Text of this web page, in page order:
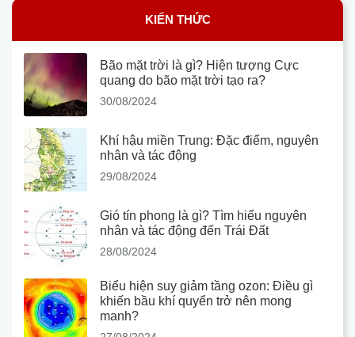
KIẾN THỨC
Bão mặt trời là gì? Hiện tượng Cực
quang do bão mặt trời tạo ra?
30/08/2024
Khí hậu miền Trung: Đặc điểm, nguyên
nhân và tác động
29/08/2024
Gió tín phong là gì? Tìm hiểu nguyên
nhân và tác động đến Trái Đất
28/08/2024
Biểu hiện suy giảm tầng ozon: Điều gì
khiến bầu khí quyển trở nên mong
manh?